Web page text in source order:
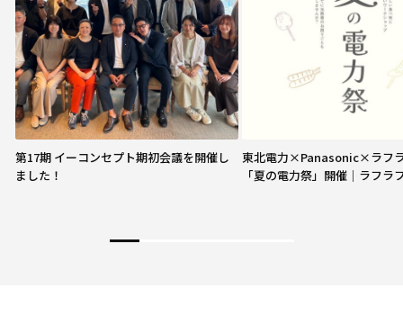
第17期 イーコンセプト期初会議を開催し
ました！
東北電力×Panasonic×ラフ
「夏の電力祭」開催｜ラフラ